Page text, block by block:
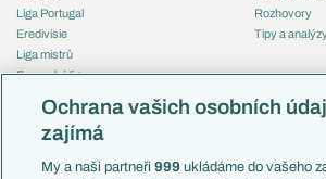
Liga Portugal
Eredivisie
Liga mistrů
Evropská liga
Mistrovství světa
Liga národů
Rozhovory
Tipy a
Česko
Francie
Ochrana vašich osobních
zajímá
My a naši partneři999 ukládáme do vašeho